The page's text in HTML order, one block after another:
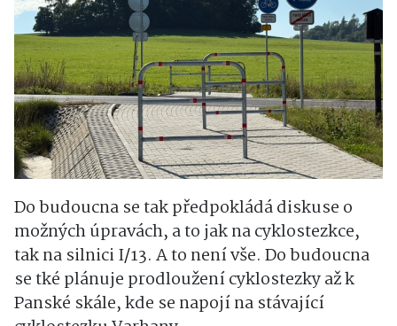
Do budoucna se tak předpokládá diskuse o
možných úpravách, a to jak na cyklostezkce,
tak na silnici I/13. A to není vše. Do budoucna
se tké plánuje prodloužení cyklostezky až k
Panské skále, kde se napojí na stávající